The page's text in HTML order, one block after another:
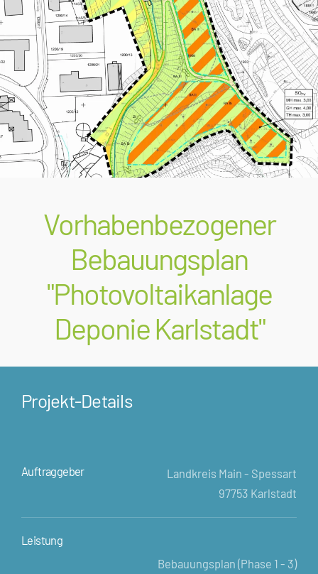
Vorhabenbezogener
Bebauungsplan
"Photovoltaikanlage
Deponie Karlstadt"
Projekt-Details
Auftraggeber
Landkreis Main - Spessart
97753 Karlstadt
Leistung
Bebauungsplan (Phase 1 - 3)